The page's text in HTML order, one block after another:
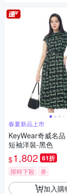
春夏新品上市
KeyWear奇威名品 英倫風印花
短袖洋裝-黑色
$1,802 61折
限時下殺 券
加入購